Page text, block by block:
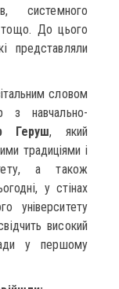
системного
тощо. До цього
представляли
словом
з навчально-
Геруш, який
традиціями і
а також
у стінах
університету
високий
у першому